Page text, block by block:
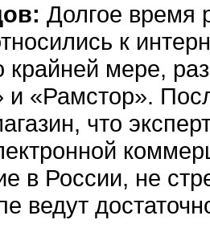
Долгое время
к
крайней мере,
и «Рамстор».
что
в России, не
ведут